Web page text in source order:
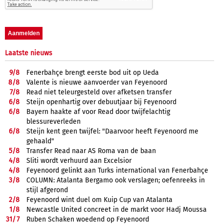
Laatste nieuws
9/8
Fenerbahçe brengt eerste bod uit op Ueda
8/8
Valente is nieuwe aanvoerder van Feyenoord
7/8
Read niet teleurgesteld over afketsen transfer
6/8
Steijn openhartig over debuutjaar bij Feyenoord
6/8
Bayern haakte af voor Read door twijfelachtig
blessureverleden
6/8
Steijn kent geen twijfel: "Daarvoor heeft Feyenoord me
gehaald"
5/8
Transfer Read naar AS Roma van de baan
4/8
Sliti wordt verhuurd aan Excelsior
4/8
Feyenoord gelinkt aan Turks international van Fenerbahçe
3/8
COLUMN: Atalanta Bergamo ook verslagen; oefenreeks in
stijl afgerond
2/8
Feyenoord wint duel om Kuip Cup van Atalanta
1/8
Newcastle United concreet in de markt voor Hadj Moussa
31/7
Ruben Schaken woedend op Feyenoord